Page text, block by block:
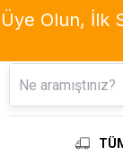
Üye Olun, İlk